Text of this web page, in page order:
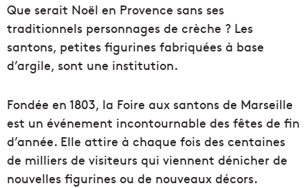
Que serait Noël en Provence sans ses
traditionnels personnages de crèche ? Les
santons, petites figurines fabriquées à base
d’argile, sont une institution.
Fondée en 1803, la Foire aux santons de Marseille
est un événement incontournable des fêtes de fin
d’année. Elle attire à chaque fois des centaines
de milliers de visiteurs qui viennent dénicher de
nouvelles figurines ou de nouveaux décors.